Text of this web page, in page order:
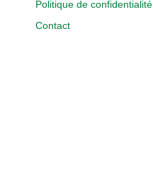
Politique de confidentialité
Contact